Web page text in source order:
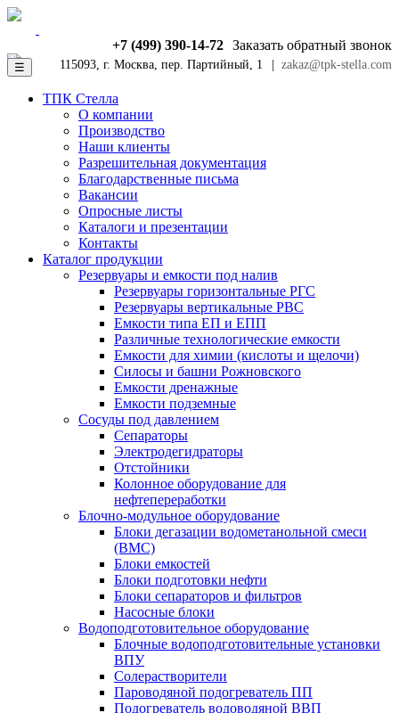
Заказать обратный звонок
+7 (499) 390-14-72
zakaz@tpk-stella.com
115093, г. Москва, пер. Партийный, 1
☰
ТПК Стелла
О компании
Производство
Наши клиенты
Разрешительная документация
Благодарственные письма
Вакансии
Опросные листы
Каталоги и презентации
Контакты
Каталог продукции
Резервуары и емкости под налив
Резервуары горизонтальные РГС
Резервуары вертикальные РВС
Емкости типа ЕП и ЕПП
Различные технологические емкости
Емкости для химии (кислоты и щелочи)
Силосы и башни Рожновского
Емкости дренажные
Емкости подземные
Сосуды под давлением
Сепараторы
Электродегидраторы
Отстойники
Колонное оборудование для
нефтепереработки
Блочно-модульное оборудование
Блоки дегазации водометанольной смеси
(BMC)
Блоки емкостей
Блоки подготовки нефти
Блоки сепараторов и фильтров
Насосные блоки
Водоподготовительное оборудование
Блочные водоподготовительные установки
ВПУ
Солерастворители
Пароводяной подогреватель ПП
Подогреватель водоводяной ВВП